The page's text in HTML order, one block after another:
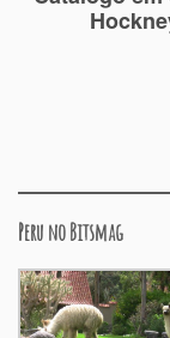
Peru no Bitsmag